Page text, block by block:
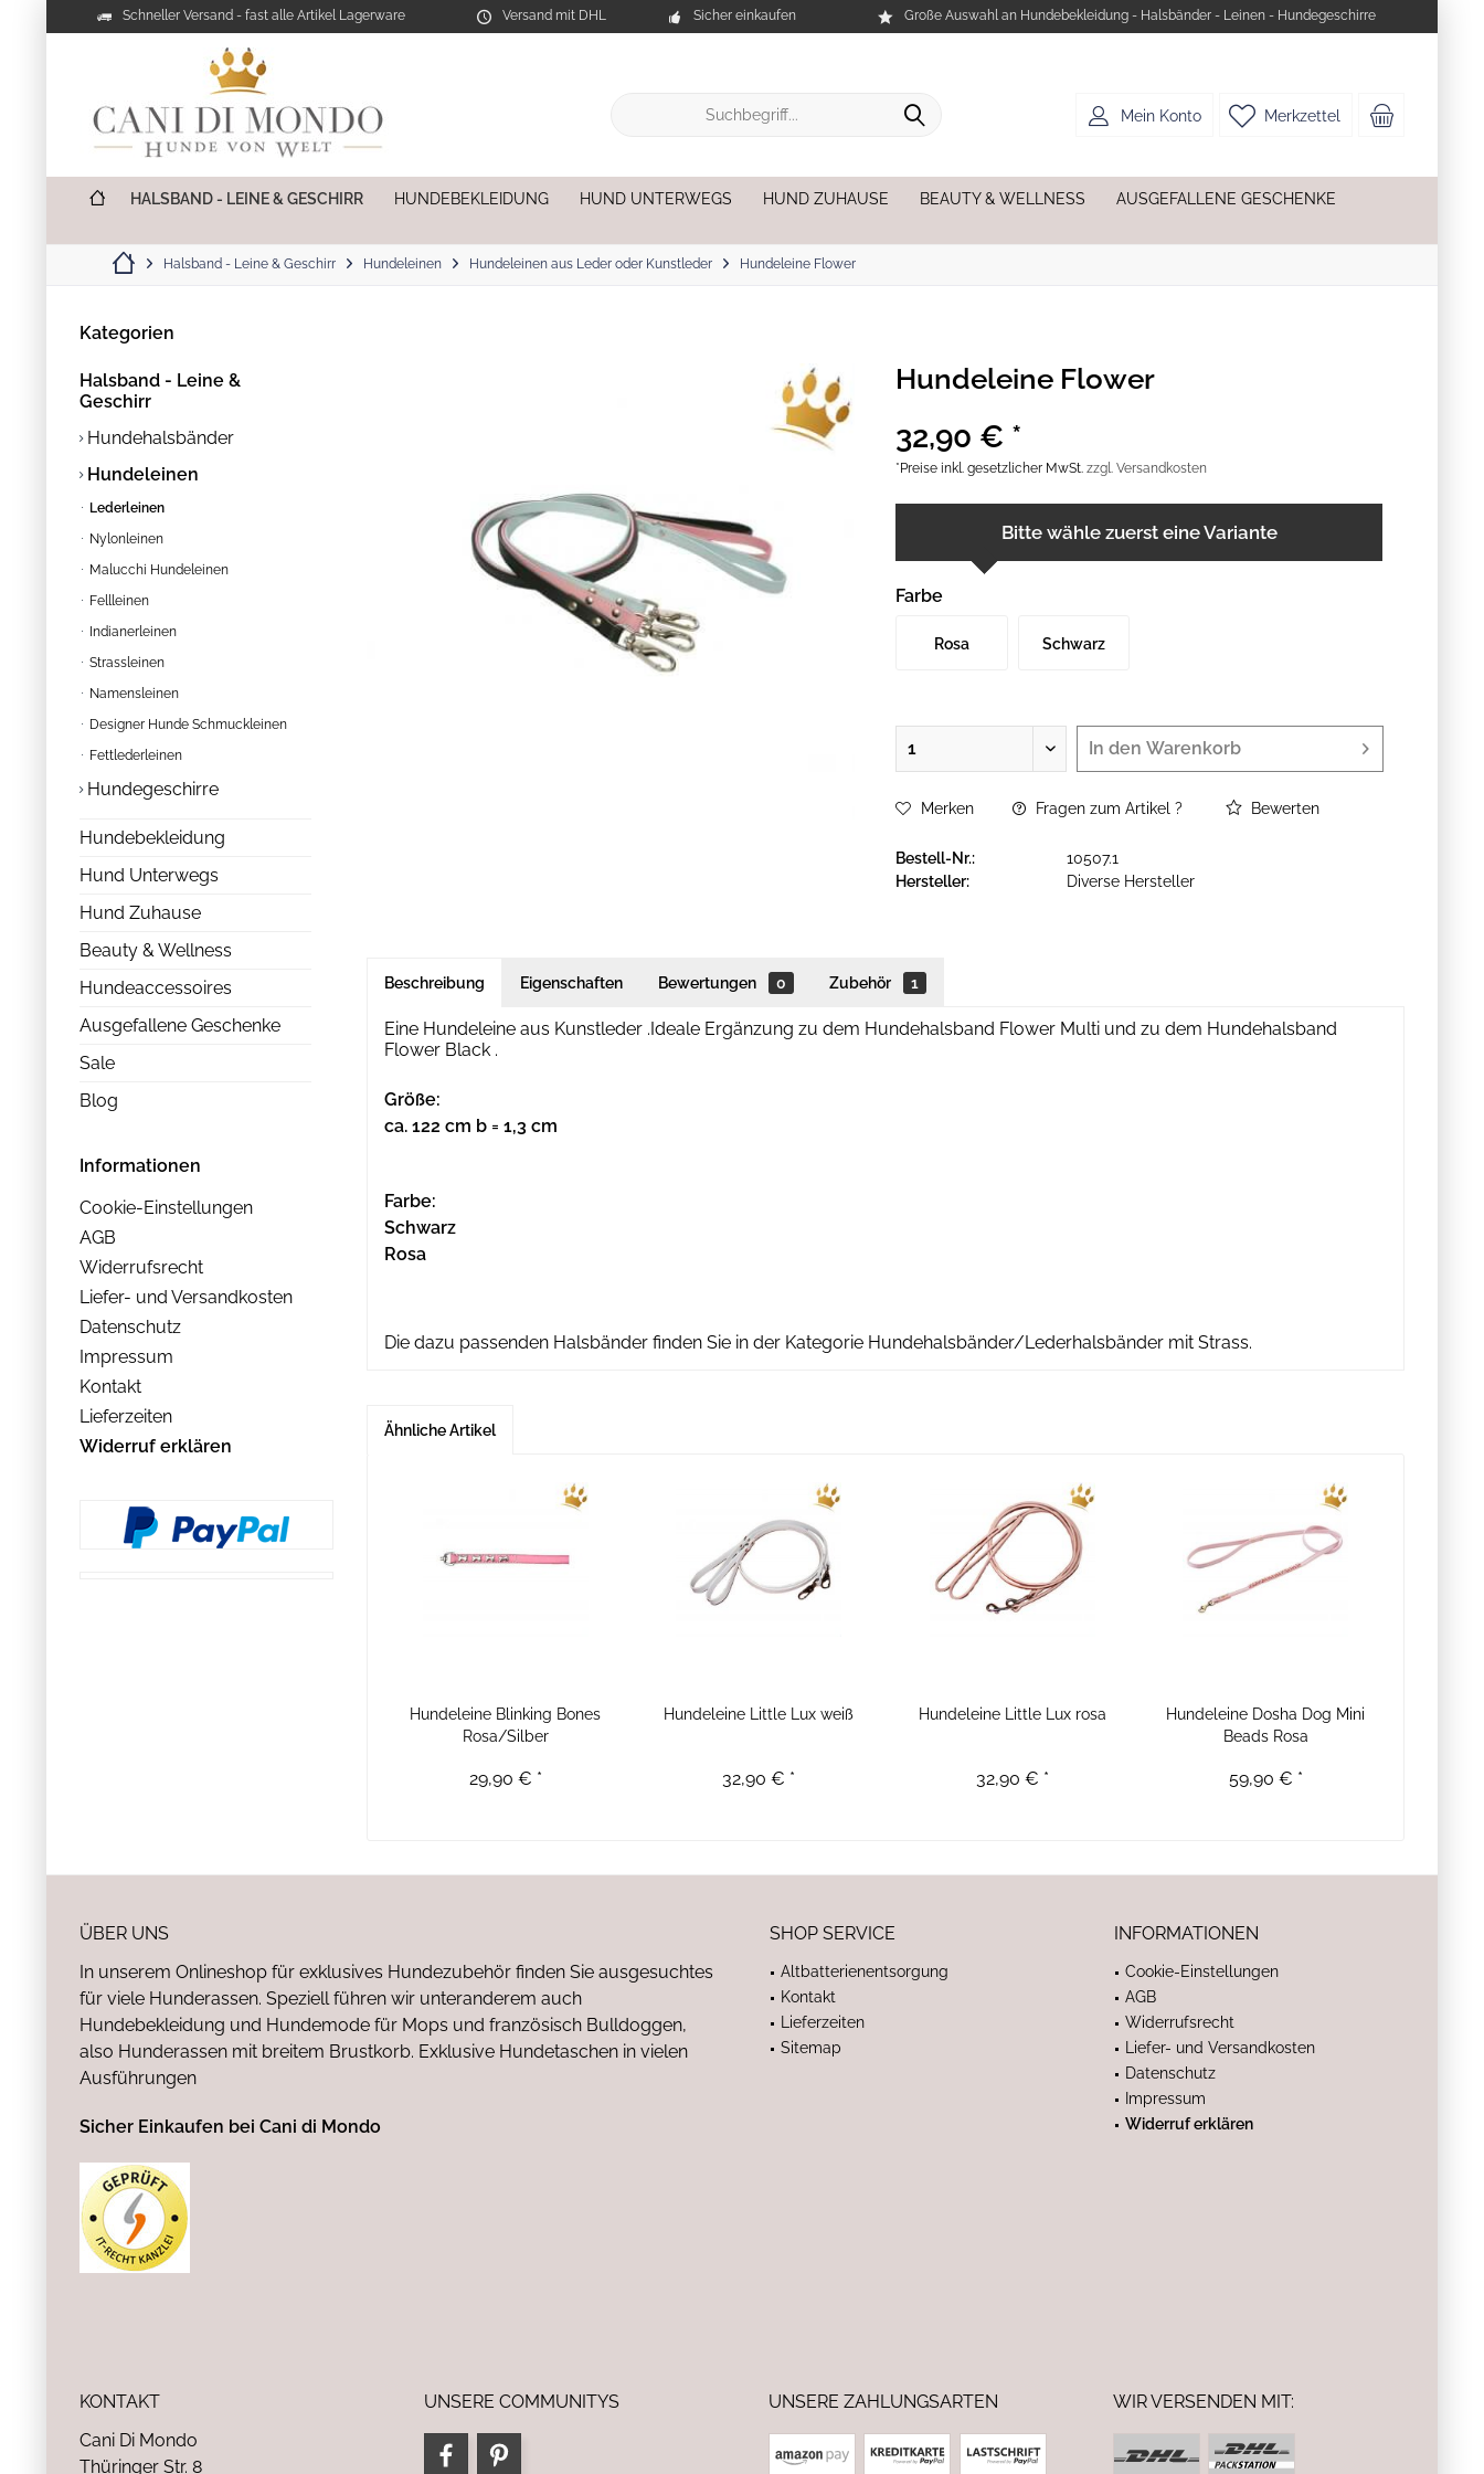
Schneller Versand - fast alle Artikel Lagerware Versand mit DHL Sicher einkaufen Große Auswahl an Hundebekleidung - Halsbänder - Leinen - Hundegeschirre
Merkzettel
Mein Konto
HALSBAND - LEINE & GESCHIRR HUNDEBEKLEIDUNG HUND UNTERWEGS HUND ZUHAUSE BEAUTY & WELLNESS AUSGEFALLENE GESCHENKE
Halsband - Leine & Geschirr Hundeleinen Hundeleinen aus Leder oder Kunstleder Hundeleine Flower
Kategorien
Halsband - Leine &
Geschirr
Hundehalsbänder
Hundeleinen
Lederleinen
Nylonleinen
Malucchi Hundeleinen
Fellleinen
Indianerleinen
Strassleinen
Namensleinen
Designer Hunde Schmuckleinen
Fettlederleinen
Hundegeschirre
Hundebekleidung
Hund Unterwegs
Hund Zuhause
Beauty & Wellness
Hundeaccessoires
Ausgefallene Geschenke
Sale
Blog
Informationen
Cookie-Einstellungen
AGB
Widerrufsrecht
Liefer- und Versandkosten
Datenschutz
Impressum
Kontakt
Lieferzeiten
Widerruf erklären
Hundeleine Flower
32,90 € *
*Preise inkl. gesetzlicher MwSt.zzgl. Versandkosten
Bitte wähle zuerst eine Variante
Farbe
Rosa Schwarz
In den Warenkorb
Merken Fragen zum Artikel ? Bewerten
Bestell-Nr.:
10507.1
Hersteller:
Diverse Hersteller
Beschreibung Eigenschaften Bewertungen 0 Zubehör 1
Eine Hundeleine aus Kunstleder .Ideale Ergänzung zu dem Hundehalsband Flower Multi und zu dem Hundehalsband
Flower Black .
Größe:
ca. 122 cm b = 1,3 cm
Farbe:
Schwarz
Rosa
Die dazu passenden Halsbänder finden Sie in der Kategorie Hundehalsbänder/Lederhalsbänder mit Strass.
Ähnliche Artikel
Hundeleine Blinking Bones
Rosa/Silber
29,90 € *
Hundeleine Little Lux weiß
32,90 € *
Hundeleine Little Lux rosa
32,90 € *
Hundeleine Dosha Dog Mini
Beads Rosa
59,90 € *
ÜBER UNS
In unserem Onlineshop für exklusives Hundezubehör finden Sie ausgesuchtes
für viele Hunderassen. Speziell führen wir unteranderem auch
Hundebekleidung und Hundemode für Mops und französisch Bulldoggen,
also Hunderassen mit breitem Brustkorb. Exklusive Hundetaschen in vielen
Ausführungen
Sicher Einkaufen bei Cani di Mondo
SHOP SERVICE
Altbatterienentsorgung
Kontakt
Lieferzeiten
Sitemap
INFORMATIONEN
Cookie-Einstellungen
AGB
Widerrufsrecht
Liefer- und Versandkosten
Datenschutz
Impressum
Widerruf erklären
KONTAKT
Cani Di Mondo
Thüringer Str. 8
UNSERE COMMUNITYS UNSERE ZAHLUNGSARTEN WIR VERSENDEN MIT: